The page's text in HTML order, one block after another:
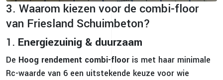
3. Waarom kiezen voor de combi-floor
van Friesland Schuimbeton?
1. Energiezuinig & duurzaam
De Hoog rendement combi-floor is met haar minimale
Rc-waarde van 6 een uitstekende keuze voor wie